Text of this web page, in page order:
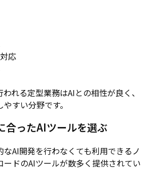
応
れる定型業務はAIとの相性が良く、
すい分野です。
合ったAIツールを選ぶ
AI開発を行わなくても利用できるノ
ードのAIツールが数多く提供されてい